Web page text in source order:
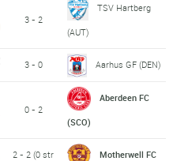
3 - 2
TSV Hartberg
(AUT)
3 - 0 Aarhus GF (DEN)
0 - 2
Aberdeen FC
(SCO)
2 - 2 (0 str
Motherwell FC